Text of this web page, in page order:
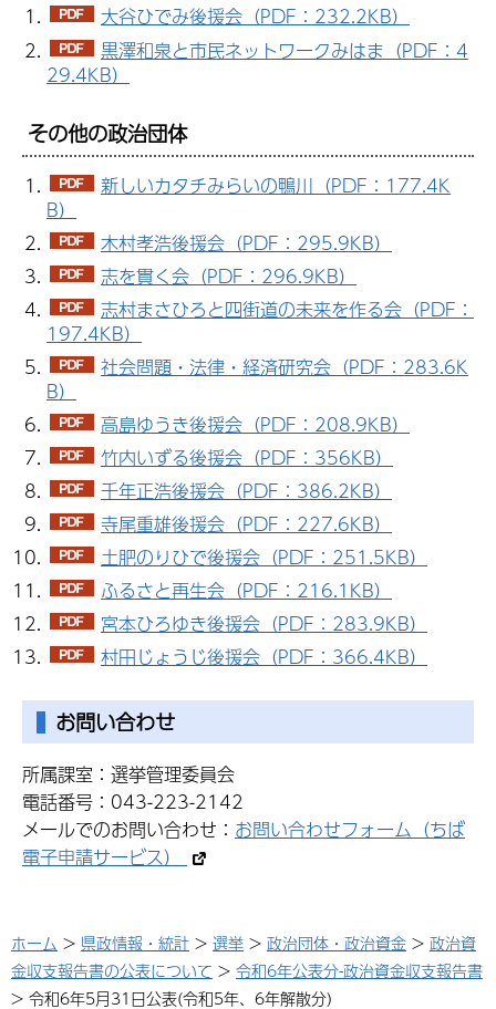
大谷ひでみ後援会（PDF：232.2KB）
黒澤和泉と市民ネットワークみはま（PDF：4
29.4KB）
その他の政治団体
新しいカタチみらいの鴨川（PDF：177.4K
B）
木村孝浩後援会（PDF：295.9KB）
志を貫く会（PDF：296.9KB）
志村まさひろと四街道の未来を作る会（PDF：
197.4KB）
社会問題・法律・経済研究会（PDF：283.6K
B）
高島ゆうき後援会（PDF：208.9KB）
竹内いずる後援会（PDF：356KB）
千年正浩後援会（PDF：386.2KB）
寺尾重雄後援会（PDF：227.6KB）
土肥のりひで後援会（PDF：251.5KB）
ふるさと再生会（PDF：216.1KB）
宮本ひろゆき後援会（PDF：283.9KB）
村田じょうじ後援会（PDF：366.4KB）
お問い合わせ
所属課室：選挙管理委員会
電話番号：043-223-2142
メールでのお問い合わせ： お問い合わせフォーム（ちば
電子申請サービス）
ホーム > 県政情報・統計 > 選挙 > 政治団体・政治資金 > 政治資
金収支報告書の公表について > 令和6年公表分-政治資金収支報告書
> 令和6年5月31日公表(令和5年、6年解散分)